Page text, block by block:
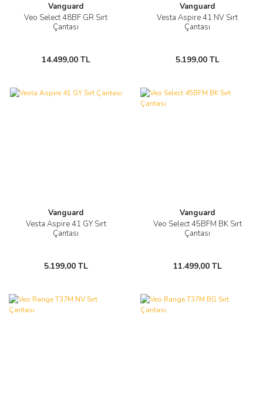
Vanguard
Veo Select 48BF GR Sırt
Çantası
14.499,00 TL
Vanguard
Vesta Aspire 41 NV Sırt
Çantası
5.199,00 TL
Vanguard
Vesta Aspire 41 GY Sırt
Çantası
5.199,00 TL
Vanguard
Veo Select 45BFM BK Sırt
Çantası
11.499,00 TL